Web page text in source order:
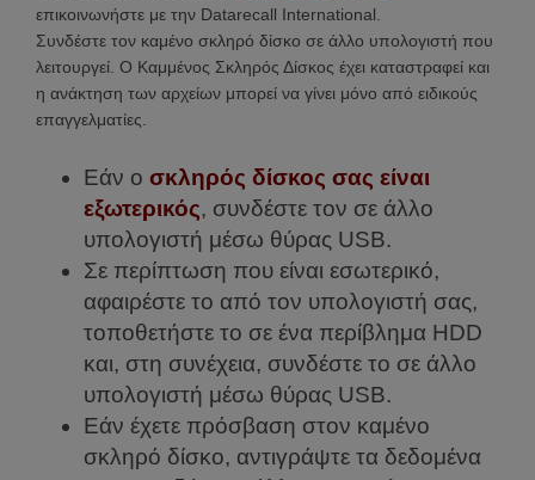
επικοινωνήστε με την Datarecall International.
Συνδέστε τον καμένο σκληρό δίσκο σε άλλο υπολογιστή που
λειτουργεί. Ο Καμμένος Σκληρός Δίσκος έχει καταστραφεί και
η ανάκτηση των αρχείων μπορεί να γίνει μόνο από ειδικούς
επαγγελματίες.
Εάν ο σκληρός δίσκος σας είναι
εξωτερικός, συνδέστε τον σε άλλο
υπολογιστή μέσω θύρας USB.
Σε περίπτωση που είναι εσωτερικό,
αφαιρέστε το από τον υπολογιστή σας,
τοποθετήστε το σε ένα περίβλημα HDD
και, στη συνέχεια, συνδέστε το σε άλλο
υπολογιστή μέσω θύρας USB.
Εάν έχετε πρόσβαση στον καμένο
σκληρό δίσκο, αντιγράψτε τα δεδομένα